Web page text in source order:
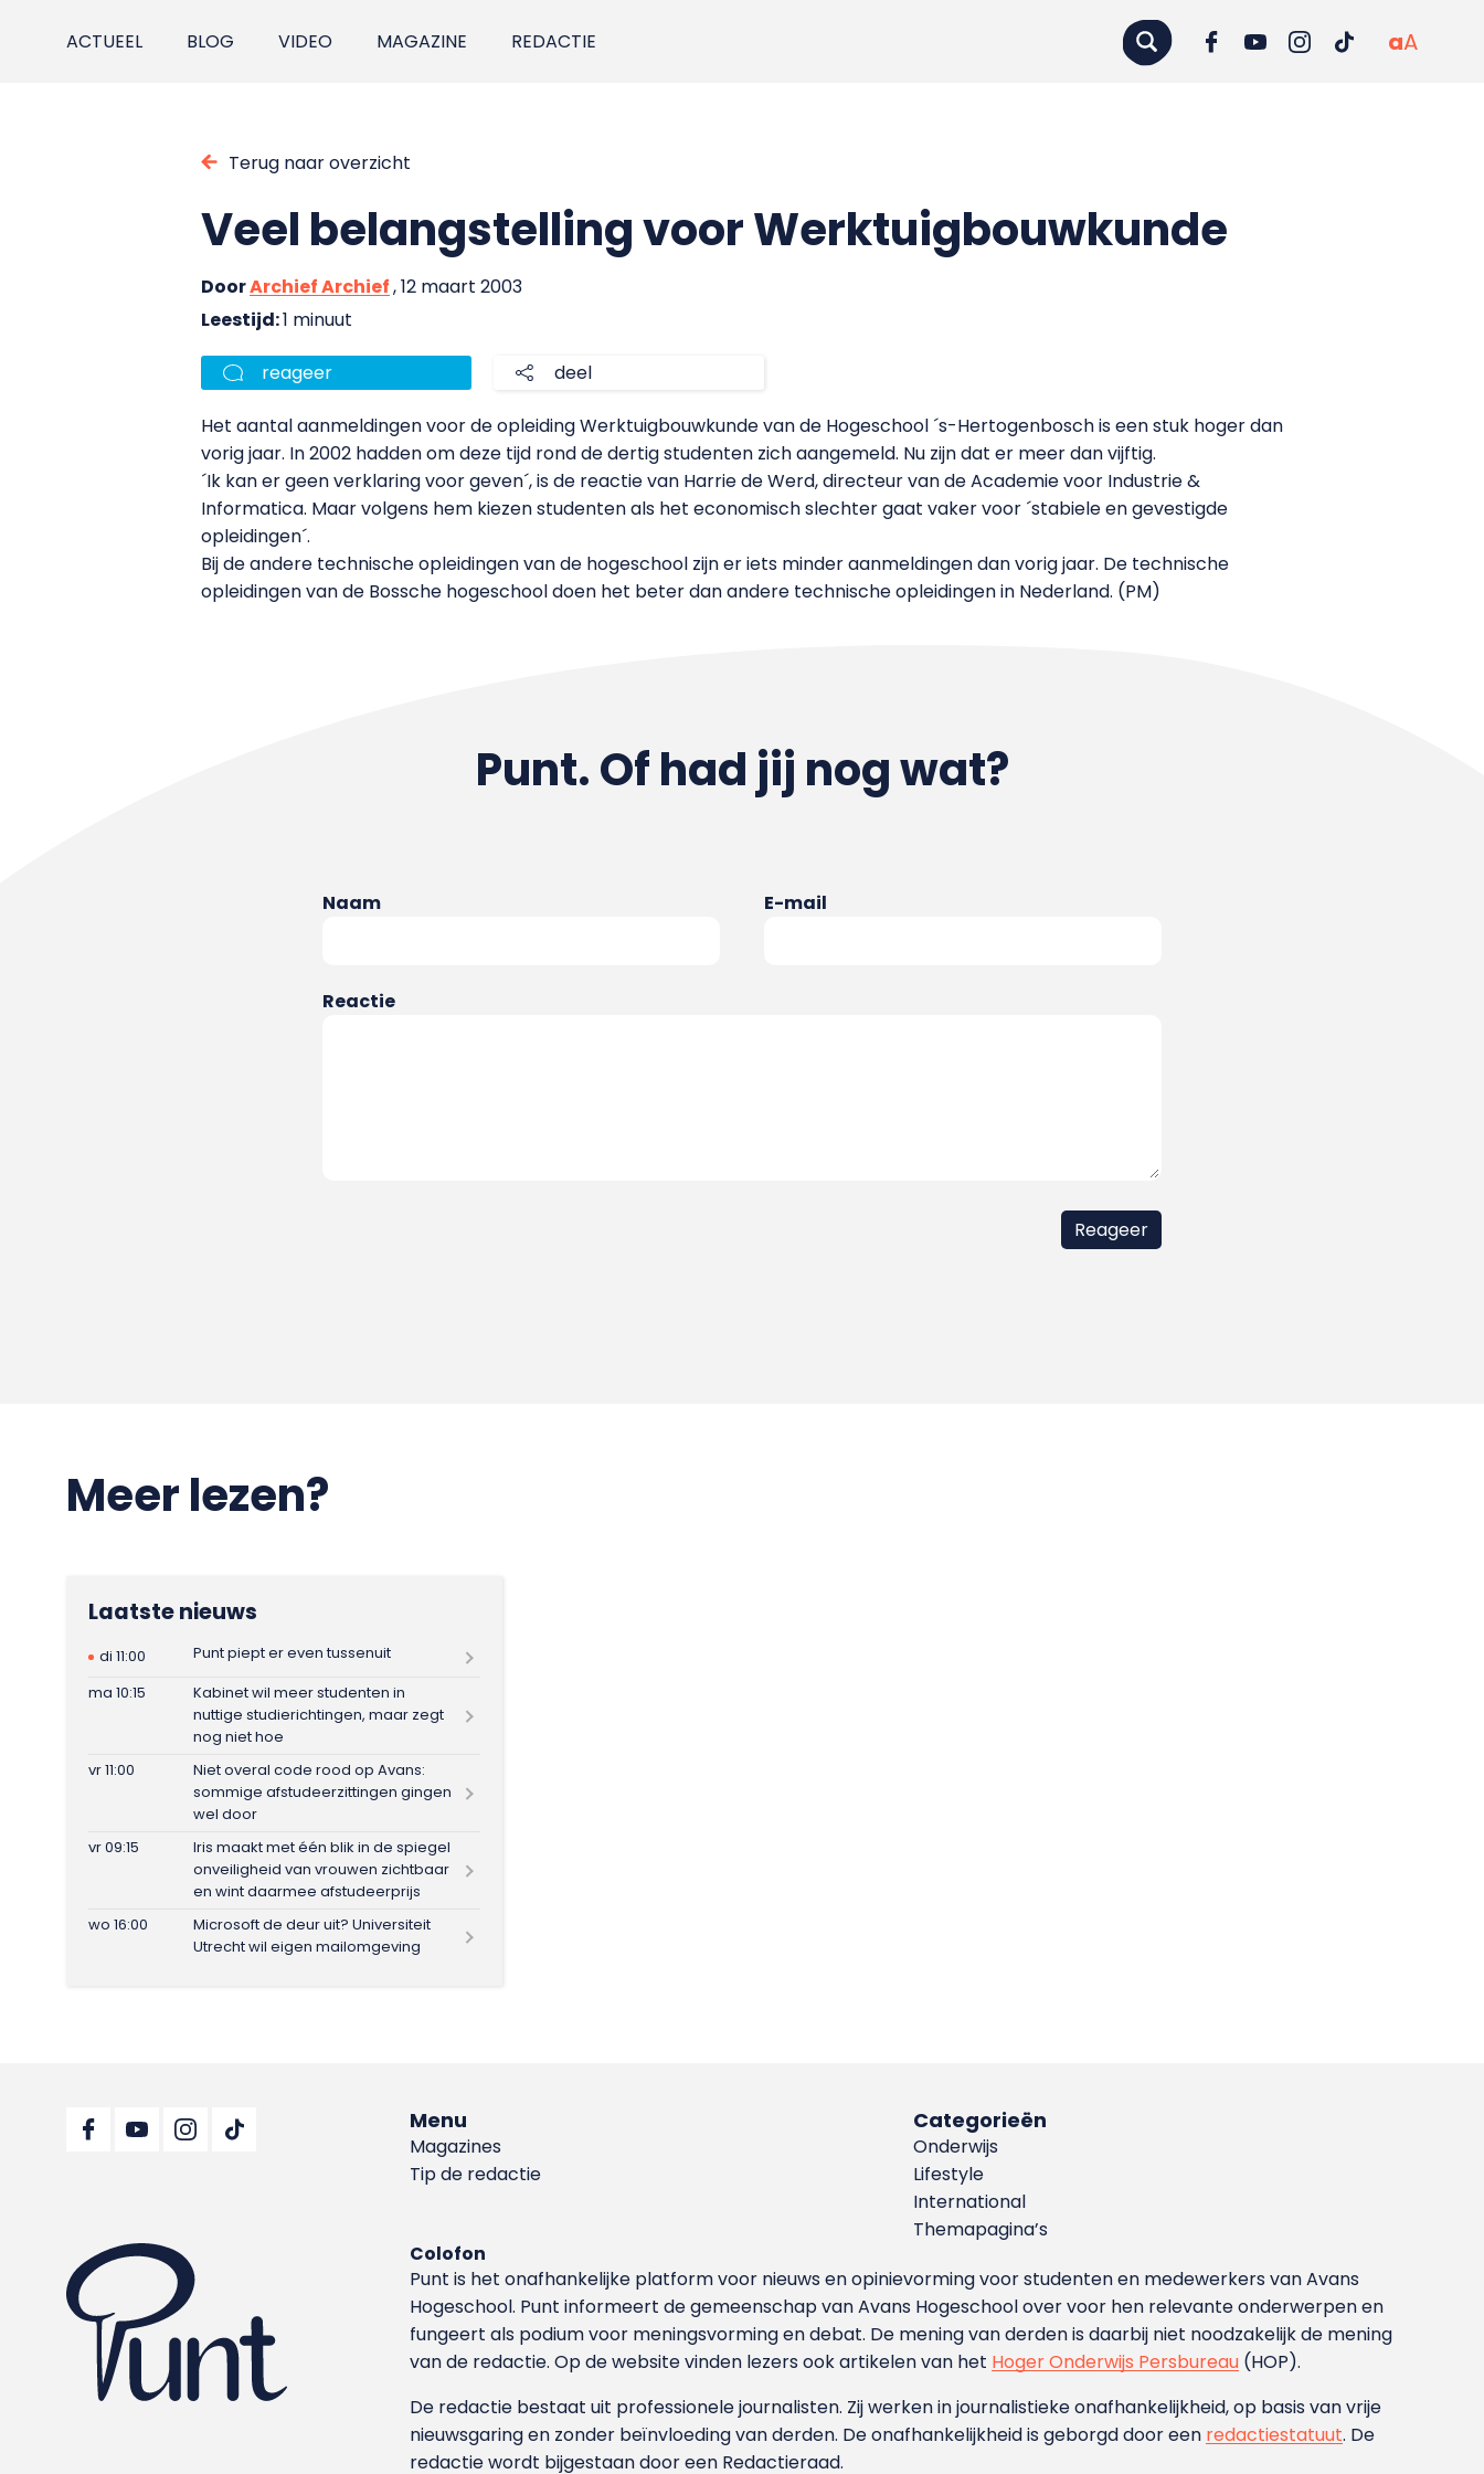
ACTUEEL BLOG VIDEO MAGAZINE REDACTIE aA
Terug naar overzicht
Veel belangstelling voor Werktuigbouwkunde
DoorArchief Archief, 12 maart 2003
Leestijd:1 minuut
reageer deel
Het aantal aanmeldingen voor de opleiding Werktuigbouwkunde van de Hogeschool ´s-Hertogenbosch is een stuk hoger dan
vorig jaar. In 2002 hadden om deze tijd rond de dertig studenten zich aangemeld. Nu zijn dat er meer dan vijftig.
´Ik kan er geen verklaring voor geven´, is de reactie van Harrie de Werd, directeur van de Academie voor Industrie &
Informatica. Maar volgens hem kiezen studenten als het economisch slechter gaat vaker voor ´stabiele en gevestigde
opleidingen´.
Bij de andere technische opleidingen van de hogeschool zijn er iets minder aanmeldingen dan vorig jaar. De technische
opleidingen van de Bossche hogeschool doen het beter dan andere technische opleidingen in Nederland. (PM)
Punt. Of had jij nog wat?
Naam E-mail
Reactie
Meer lezen?
Laatste nieuws
di 11:00
Punt piept er even tussenuit
ma 10:15
Kabinet wil meer studenten in
nuttige studierichtingen, maar zegt
nog niet hoe
vr 11:00
Niet overal code rood op Avans:
sommige afstudeerzittingen gingen
wel door
vr 09:15
Iris maakt met één blik in de spiegel
onveiligheid van vrouwen zichtbaar
en wint daarmee afstudeerprijs
wo 16:00
Microsoft de deur uit? Universiteit
Utrecht wil eigen mailomgeving
Menu
Magazines
Tip de redactie
Categorieën
Onderwijs
Lifestyle
International
Themapagina’s
Colofon
Punt is het onafhankelijke platform voor nieuws en opinievorming voor studenten en medewerkers van Avans
Hoge­school. Punt informeert de gemeenschap van Avans Hogeschool over voor hen relevante onderwerpen en
fungeert als podium voor meningsvorming en debat. De mening van derden is daarbij niet noodzakelijk de mening
van de redactie. Op de website vinden lezers ook artikelen van het Hoger Onderwijs Persbureau (HOP).
De redactie bestaat uit professionele journalisten. Zij werken in journalistieke onafhankelijkheid, op basis van vrije
nieuwsgaring en zonder beïnvloeding van derden. De onafhankelijkheid is geborgd door een redactiestatuut. De
redactie wordt bijgestaan door een Redactieraad.